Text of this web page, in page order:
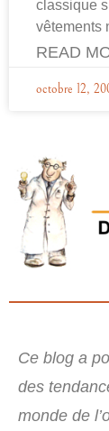
classique
vêtements
READ
octobre 12,
Ce blog a
des
monde de